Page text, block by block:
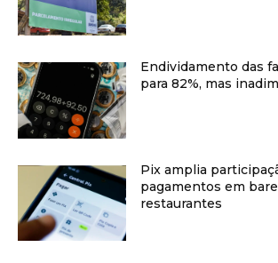
Endividamento das
para 82%, mas
Pix amplia
pagamentos em
restaurantes